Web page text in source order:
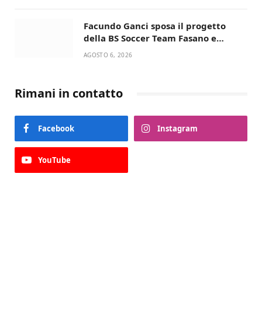
Facundo Ganci sposa il progetto
della BS Soccer Team Fasano e
ritorna in campo
AGOSTO 6, 2026
Rimani in contatto
Facebook Instagram
YouTube